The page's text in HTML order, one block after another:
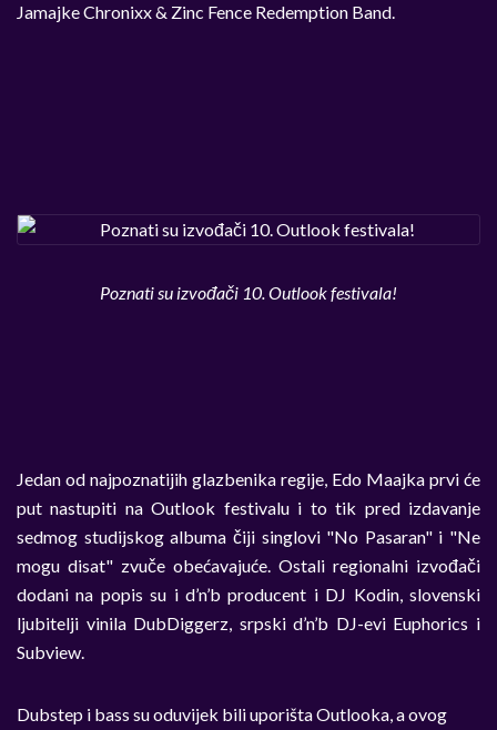
Jamajke Chronixx & Zinc Fence Redemption Band.
Poznati su izvođači 10. Outlook festivala!
Jedan od najpoznatijih glazbenika regije, Edo Maajka prvi će
put nastupiti na Outlook festivalu i to tik pred izdavanje
sedmog studijskog albuma čiji singlovi "No Pasaran" i "Ne
mogu disat" zvuče obećavajuće. Ostali regionalni izvođači
dodani na popis su i d’n’b producent i DJ Kodin, slovenski
ljubitelji vinila DubDiggerz, srpski d’n’b DJ-evi Euphorics i
Subview.
Dubstep i bass su oduvijek bili uporišta Outlooka, a ovog